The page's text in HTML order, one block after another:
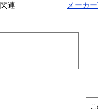
関連
メーカ